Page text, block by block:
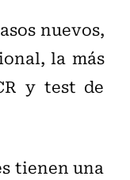
nuevos,
la más
y test de
tienen una